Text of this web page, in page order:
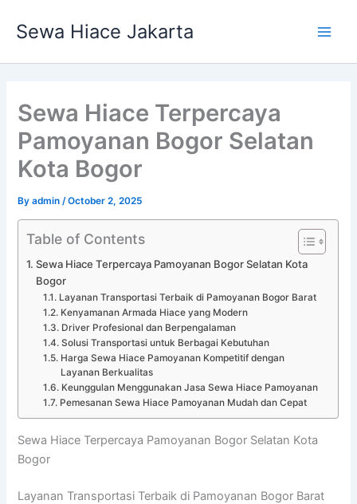
Sewa Hiace Jakarta
Sewa Hiace Terpercaya
Pamoyanan Bogor Selatan
Kota Bogor
Byadmin /October 2, 2025
Table of Contents
Sewa Hiace Terpercaya Pamoyanan Bogor Selatan Kota
Bogor
Layanan Transportasi Terbaik di Pamoyanan Bogor Barat
Kenyamanan Armada Hiace yang Modern
Driver Profesional dan Berpengalaman
Solusi Transportasi untuk Berbagai Kebutuhan
Harga Sewa Hiace Pamoyanan Kompetitif dengan
Layanan Berkualitas
Keunggulan Menggunakan Jasa Sewa Hiace Pamoyanan
Pemesanan Sewa Hiace Pamoyanan Mudah dan Cepat
Sewa Hiace Terpercaya Pamoyanan Bogor Selatan Kota
Bogor
Layanan Transportasi Terbaik di Pamoyanan Bogor Barat